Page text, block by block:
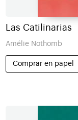
Las Catilinarias
Amélie Nothomb
Comprar en papel